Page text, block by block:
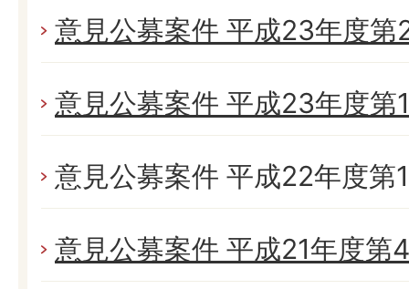
意見公募案件 平成23年度第
意見公募案件 平成23年度第
意見公募案件 平成22年度第
意見公募案件 平成21年度第